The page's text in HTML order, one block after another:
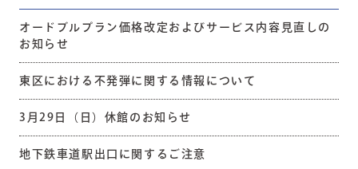
オードブルプラン価格改定およびサービス内容見直しの
お知らせ
東区における不発弾に関する情報について
3月29日（日）休館のお知らせ
地下鉄車道駅出口に関するご注意